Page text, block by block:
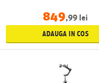
849,99 lei
ADAUGA IN COS